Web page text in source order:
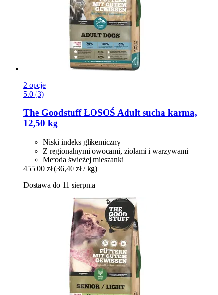
2 opcje
5.0 (3)
The GoodstuffŁOSOŚ Adult sucha karma,
12,50 kg
Niski indeks glikemiczny
Z regionalnymi owocami, ziołami i warzywami
Metoda świeżej mieszanki
455,00 zł (36,40 zł / kg)
Dostawa do 11 sierpnia